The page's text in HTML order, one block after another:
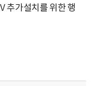
추가설치를 위한 행